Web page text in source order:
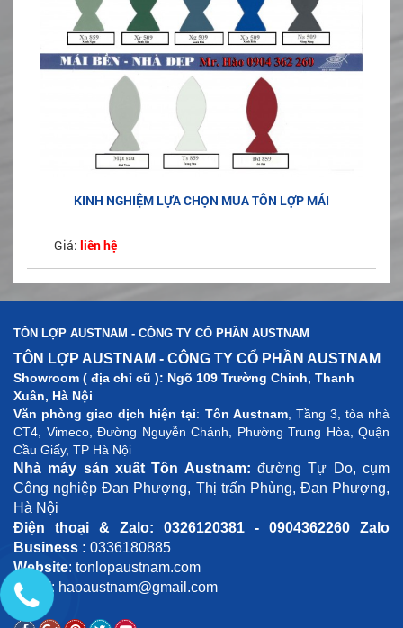
KINH NGHIỆM LỰA CHỌN MUA TÔN LỢP MÁI
Giá: liên hệ
TÔN LỢP AUSTNAM - CÔNG TY CỔ PHẦN AUSTNAM
TÔN LỢP AUSTNAM - CÔNG TY CỔ PHẦN AUSTNAM
Showroom ( địa chỉ cũ ): Ngõ 109 Trường Chinh, Thanh
Xuân, Hà Nội
Văn phòng giao dịch hiện tại: Tôn Austnam, Tầng 3, tòa nhà
CT4, Vimeco, Đường Nguyễn Chánh, Phường Trung Hòa, Quận
Cầu Giấy, TP Hà Nội
Nhà máy sản xuất Tôn Austnam: đường Tự Do, cụm
Công nghiệp Đan Phượng, Thị trấn Phùng, Đan Phượng,
Hà Nội
Điện thoại & Zalo: 0326120381 - 0904362260 Zalo
Business : 0336180885
Website: tonlopaustnam.com
Email: haoaustnam@gmail.com
MAP